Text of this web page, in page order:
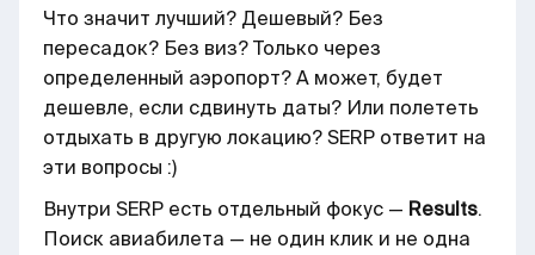
Что значит лучший? Дешевый? Без
пересадок? Без виз? Только через
определенный аэропорт? А может, будет
дешевле, если сдвинуть даты? Или полететь
отдыхать в другую локацию? SERP ответит на
эти вопросы :)
Внутри SERP есть отдельный фокус — Results.
Поиск авиабилета — не один клик и не одна